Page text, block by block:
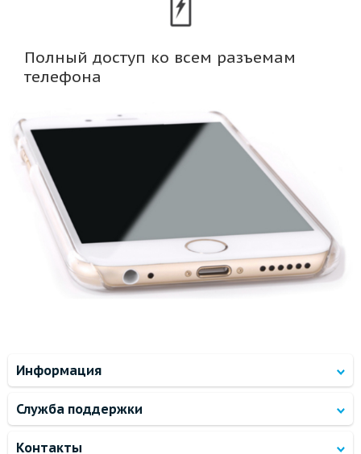
Полный доступ ко всем разъемам
телефона
Информация
Служба поддержки
Контакты